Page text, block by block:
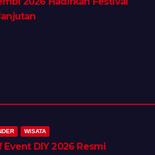
WISATA
Event DIY 2026 Resmi